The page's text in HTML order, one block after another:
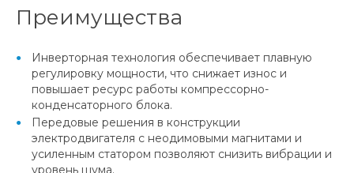
Преимущества
Инверторная технология обеспечивает плавную
регулировку мощности, что снижает износ и
повышает ресурс работы компрессорно-
конденсаторного блока.
Передовые решения в конструкции
электродвигателя с неодимовыми магнитами и
усиленным статором позволяют снизить вибрации и
уровень шума.